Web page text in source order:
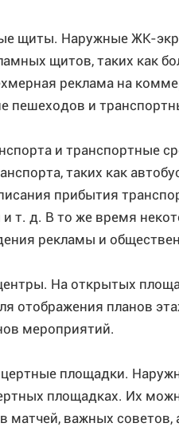
щиты. Наружные ЖК-
щитов, таких как
реклама на
пешеходов и
и транспортные
таких как
прибытия
и т. д. В то же время
рекламы и
На открытых
отображения планов
мероприятий.
площадки.
площадках. Их
матчей, важных